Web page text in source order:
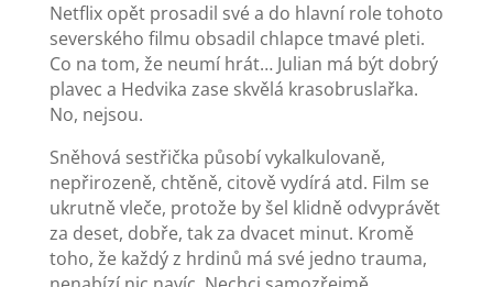
Netflix opět prosadil své a do hlavní role tohoto
severského filmu obsadil chlapce tmavé pleti.
Co na tom, že neumí hrát… Julian má být dobrý
plavec a Hedvika zase skvělá krasobruslařka.
No, nejsou.
Sněhová sestřička působí vykalkulovaně,
nepřirozeně, chtěně, citově vydírá atd. Film se
ukrutně vleče, protože by šel klidně odvyprávět
za deset, dobře, tak za dvacet minut. Kromě
toho, že každý z hrdinů má své jedno trauma,